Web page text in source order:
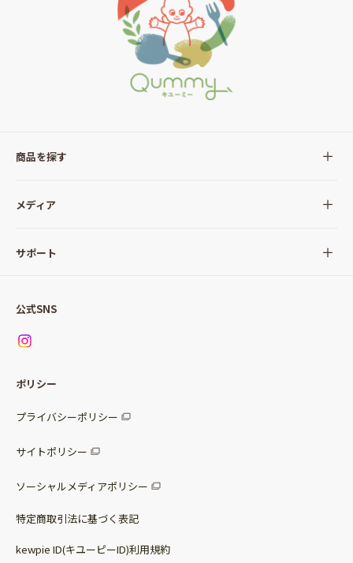
商品を探す
全ての商品
サラダ
パッケージサラダ
惣菜サラダ
調味料
ベビー・幼児食
メディア
Qummy(キユーミー)について
サポート
お問い合わせ
公式SNS
ポリシー
プライバシーポリシー
サイトポリシー
ソーシャルメディアポリシー
特定商取引法に基づく表記
kewpie ID(キユーピーID)利用規約